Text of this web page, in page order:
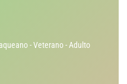
- Veterano - Adulto